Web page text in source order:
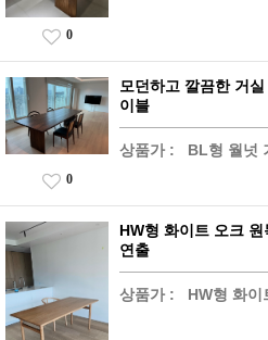
0
모던하고 깔끔한 거
이블
상품가 : BL형 월넛
0
HW형 화이트 오크
연출
상품가 : HW형 화이